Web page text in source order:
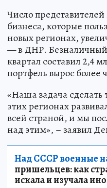
Число
бизнеса, которые
новых регионах,
— в ДНР. Безналичный
квартал составил 2,4
портфель вырос более
«Наша задача сделать
этих регионах
всей страной, и мы
над этим», – заявил
Над СССР военные
пришельцев: как
искала и изучала